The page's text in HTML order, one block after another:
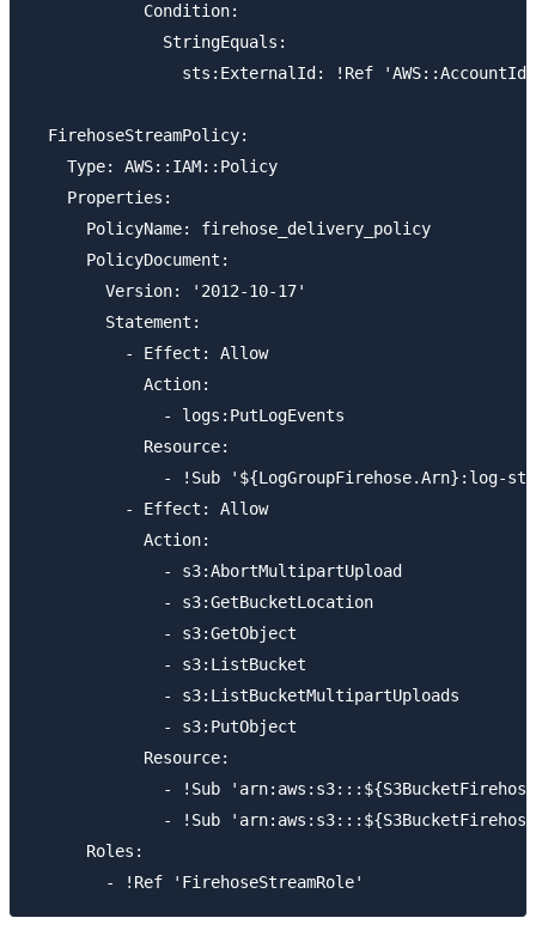
            Condition:
              StringEquals:
                sts:ExternalId: !Ref 'AWS::AccountId'
  FirehoseStreamPolicy:
    Type: AWS::IAM::Policy
    Properties:
      PolicyName: firehose_delivery_policy
      PolicyDocument:
        Version: '2012-10-17'
        Statement:
          - Effect: Allow
            Action:
              - logs:PutLogEvents
            Resource:
- !Sub '${LogGroupFirehose.Arn}:log-
          - Effect: Allow
            Action:
              - s3:AbortMultipartUpload
              - s3:GetBucketLocation
              - s3:GetObject
              - s3:ListBucket
              - s3:ListBucketMultipartUploads
              - s3:PutObject
            Resource:
- !Sub
- !Sub
      Roles: